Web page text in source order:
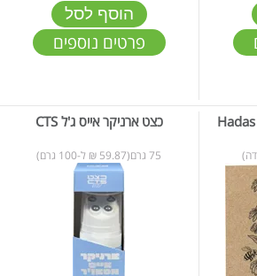
הוסף לסל
פרטים נוספים
כצט ארניקר אייס ג'ל CTS
75 גרם(59.87 ₪ ל-100 גרם)